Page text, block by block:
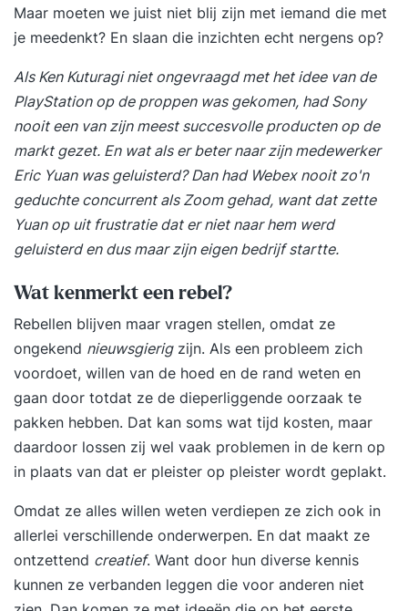
Maar moeten we juist niet blij zijn met iemand die met
je meedenkt? En slaan die inzichten echt nergens op?
Als Ken Kuturagi niet ongevraagd met het idee van de
PlayStation op de proppen was gekomen, had Sony
nooit een van zijn meest succesvolle producten op de
markt gezet. En wat als er beter naar zijn medewerker
Eric Yuan was geluisterd? Dan had Webex nooit zo'n
geduchte concurrent als Zoom gehad, want dat zette
Yuan op uit frustratie dat er niet naar hem werd
geluisterd en dus maar zijn eigen bedrijf startte.
Wat kenmerkt een rebel?
Rebellen blijven maar vragen stellen, omdat ze
ongekend nieuwsgierigzijn. Als een probleem zich
voordoet, willen van de hoed en de rand weten en
gaan door totdat ze de dieperliggende oorzaak te
pakken hebben. Dat kan soms wat tijd kosten, maar
daardoor lossen zij wel vaak problemen in de kern op
in plaats van dat er pleister op pleister wordt geplakt.
Omdat ze alles willen weten verdiepen ze zich ook in
allerlei verschillende onderwerpen. En dat maakt ze
ontzettend creatief. Want door hun diverse kennis
kunnen ze verbanden leggen die voor anderen niet